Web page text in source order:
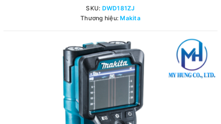
SKU: DWD181ZJ
Thương hiệu:Makita